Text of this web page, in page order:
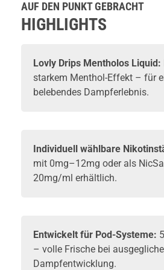
AUF DEN PUNKT GEBRACHT
HIGHLIGHTS
Lovly Drips Mentholos Liquid:
starkem Menthol-Effekt – für
belebendes Dampferlebnis.
Individuell wählbare
mit 0mg–12mg oder als
20mg/ml erhältlich.
Entwickelt für Pod-Systeme:
– volle Frische bei
Dampfentwicklung.